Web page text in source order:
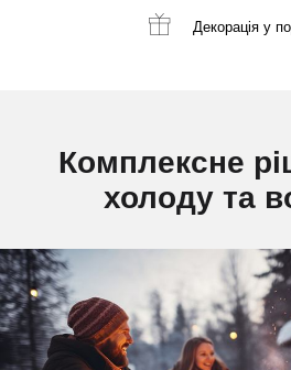
Декорація у
Комплексне
холоду та